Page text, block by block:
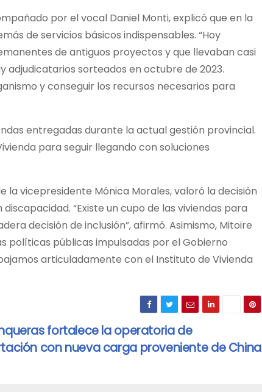
por el vocal Daniel Monti, explicó que en la
de servicios básicos indispensables. “Hoy
de antiguos proyectos y que llevaban casi
adjudicatarios sorteados en octubre de 2023.
y conseguir los recursos necesarios para
entregadas durante la actual gestión provincial.
para seguir llegando con soluciones
la vicepresidente Mónica Morales, valoró la decisión
“Existe un cupo de las viviendas para
decisión de inclusión”, afirmó. Asimismo, Mitoire
políticas públicas impulsadas por el Gobierno
articuladamente con el Instituto de Vivienda
fortalece la operatoria de
con nueva carga proveniente de China